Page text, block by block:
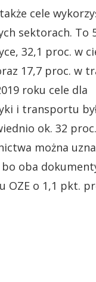
cele
sektorach. To
32,1 proc. w
17,7 proc. w
roku cele dla
i transportu
ok. 32
można
oba
OZE o 1,1 pkt.